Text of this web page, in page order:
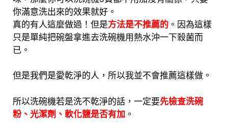
你滿意洗出來的效果就好。
真的有人這麼做過！但是方法是不推薦的 。因為這樣
只是單純把碗盤拿進去洗碗機用熱水沖一下殺菌而
已。
但是我們是愛乾淨的人，所以我並不會推薦這樣做。
所以洗碗機若是洗不乾淨的話，一定要先檢查洗碗
粉、光潔劑、軟化鹽是否有加 。